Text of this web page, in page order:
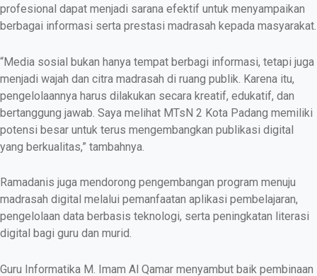
profesional dapat menjadi sarana efektif untuk menyampaikan
berbagai informasi serta prestasi madrasah kepada masyarakat.
“Media sosial bukan hanya tempat berbagi informasi, tetapi juga
menjadi wajah dan citra madrasah di ruang publik. Karena itu,
pengelolaannya harus dilakukan secara kreatif, edukatif, dan
bertanggung jawab. Saya melihat MTsN 2 Kota Padang memiliki
potensi besar untuk terus mengembangkan publikasi digital
yang berkualitas,” tambahnya.
Ramadanis juga mendorong pengembangan program menuju
madrasah digital melalui pemanfaatan aplikasi pembelajaran,
pengelolaan data berbasis teknologi, serta peningkatan literasi
digital bagi guru dan murid.
Guru Informatika M. Imam Al Qamar menyambut baik pembinaan